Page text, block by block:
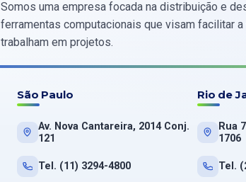
Somos uma empresa focada na distribuição e
ferramentas computacionais que visam facilitar
trabalham em projetos.
São Paulo
Av. Nova Cantareira, 2014 Conj.
121
Tel. (11) 3294-4800
Rio de
Rua
1706
Tel.